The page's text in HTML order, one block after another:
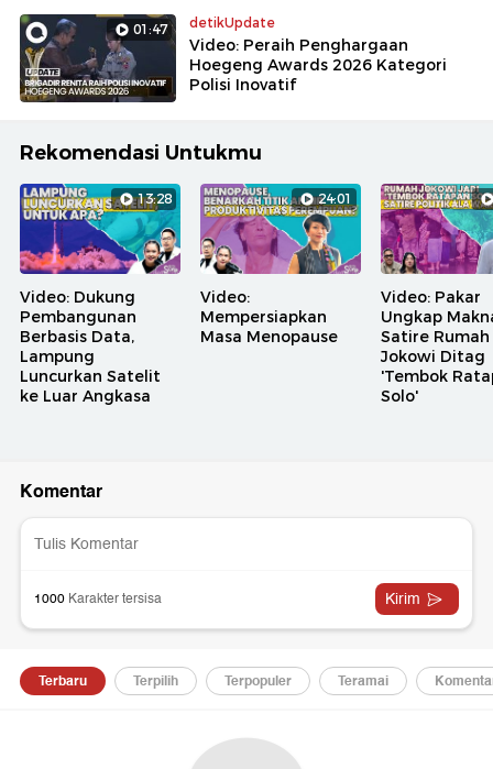
01:47 detikUpdate
Video: Peraih Penghargaan
Hoegeng Awards 2026 Kategori
Polisi Inovatif
Rekomendasi Untukmu
13:28
Video: Dukung
Pembangunan
Berbasis Data,
Lampung
Luncurkan Satelit
ke Luar Angkasa
24:01
Video:
Mempersiapkan
Masa Menopause
Video: Pakar
Ungkap
Satire Rumah
Jokowi Ditag
'Tembok
Solo'